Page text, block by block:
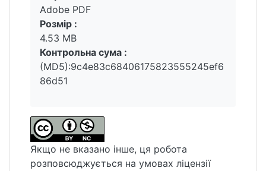
Adobe PDF
Розмір :
4.53 MB
Контрольна сума :
(MD5):9c4e83c68406175823555245ef6
86d51
Якщо не вказано інше, ця робота
розповсюджується на умовах ліцензії